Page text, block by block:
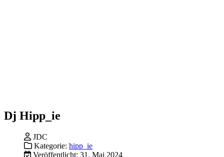
Dj Hipp_ie
JDC
Kategorie: hipp_ie
Veröffentlicht: 31. Mai 2024